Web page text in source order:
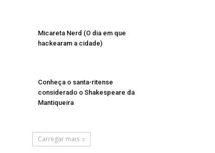
Micareta Nerd (O dia em que
hackearam a cidade)
Conheça o santa-ritense
considerado o Shakespeare da
Mantiqueira
Carregar mais